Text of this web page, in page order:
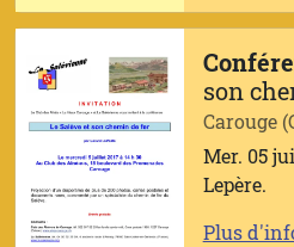
son
Carouge
Mer. 05
Lepère.
Plus